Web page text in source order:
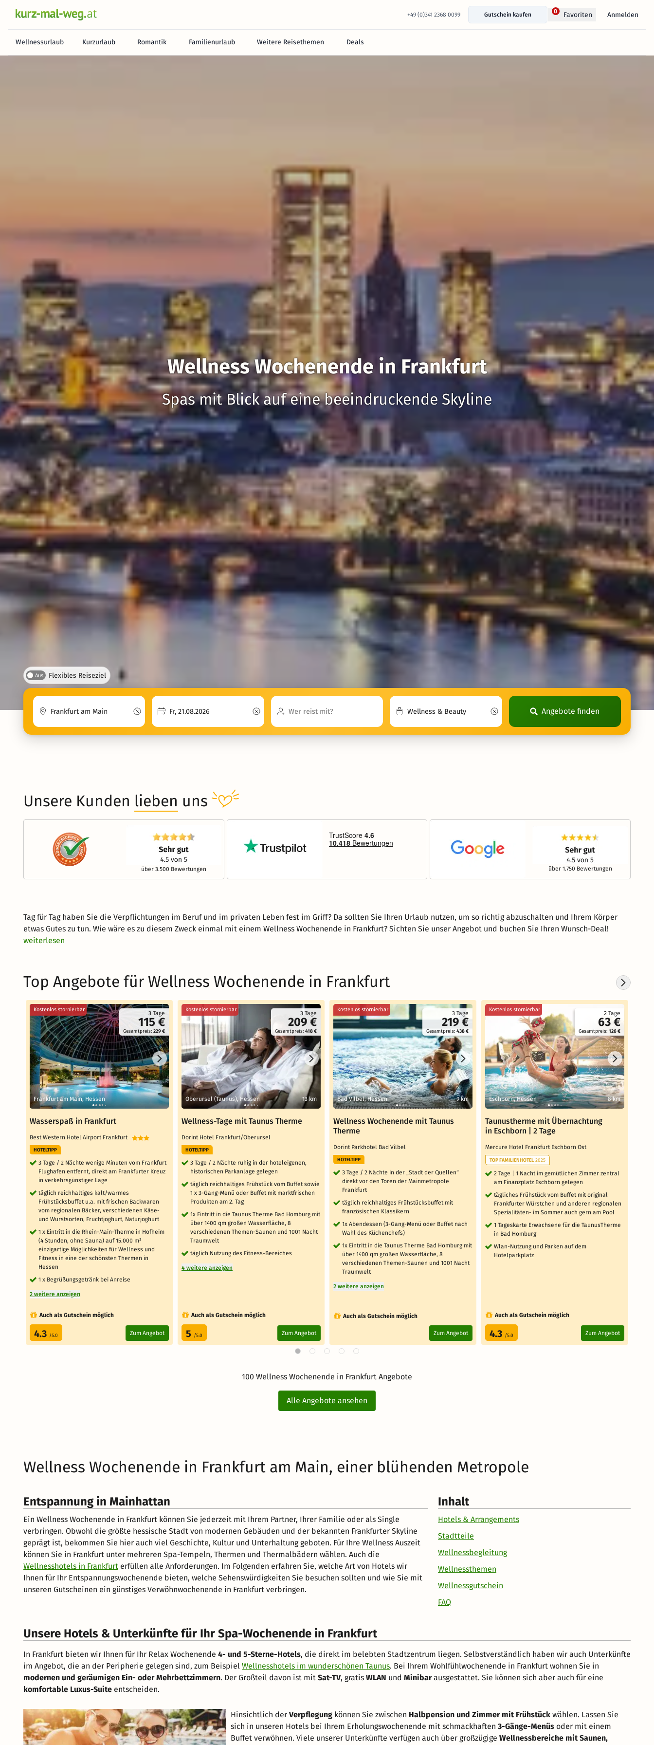
+49 (0)341 2368 0099 Gutschein kaufen
0 Favoriten Anmelden
Wellnessurlaub Kurzurlaub Romantik Familienurlaub Weitere Reisethemen Deals
Wellness Wochenende in Frankfurt
Spas mit Blick auf eine beeindruckende Skyline
Aus Flexibles Reiseziel
Angebote finden
Unsere Kunden lieben uns
über 3.500 Bewertungen über 1.750 Bewertungen
Tag für Tag haben Sie die Verpflichtungen im Beruf und im privaten Leben fest im Griff? Da sollten Sie Ihren Urlaub nutzen, um so richtig abzuschalten und Ihrem Körper
etwas Gutes zu tun. Wie wäre es zu diesem Zweck einmal mit einem Wellness Wochenende in Frankfurt? Sichten Sie unser Angebot und buchen Sie Ihren Wunsch-Deal!
weiterlesen
Top Angebote für Wellness Wochenende in Frankfurt
3 Tage
115 €
Gesamtpreis: 229 €
Kostenlos stornierbar
Frankfurt am Main, Hessen
Wasserspaß in Frankfurt
Best Western Hotel Airport Frankfurt
HOTELTIPP
3 Tage / 2 Nächte wenige Minuten vom Frankfurt
Flughafen entfernt, direkt am Frankfurter Kreuz
in verkehrsgünstiger Lage
täglich reichhaltiges kalt/warmes
Frühstücksbuffet u.a. mit frischen Backwaren
vom regionalen Bäcker, verschiedenen Käse-
und Wurstsorten, Fruchtjoghurt, Naturjoghurt
1 x Eintritt in die Rhein-Main-Therme in Hofheim
(4 Stunden, ohne Sauna) auf 15.000 m²
einzigartige Möglichkeiten für Wellness und
Fitness in eine der schönsten Thermen in
Hessen
1 x Begrüßungsgetränk bei Anreise
2 weitere anzeigen
Auch als Gutschein möglich
4.3 /5.0 Zum Angebot
3 Tage
209 €
Gesamtpreis: 418 €
Kostenlos stornierbar
Oberursel (Taunus), Hessen 13 km
Wellness-Tage mit Taunus Therme
Dorint Hotel Frankfurt/Oberursel
HOTELTIPP
3 Tage / 2 Nächte ruhig in der hoteleigenen,
historischen Parkanlage gelegen
täglich reichhaltiges Frühstück vom Buffet sowie
1 x 3-Gang-Menü oder Buffet mit marktfrischen
Produkten am 2. Tag
1x Eintritt in die Taunus Therme Bad Homburg mit
über 1400 qm großen Wasserfläche, 8
verschiedenen Themen-Saunen und 1001 Nacht
Traumwelt
täglich Nutzung des Fitness-Bereiches
4 weitere anzeigen
Auch als Gutschein möglich
5 /5.0 Zum Angebot
3 Tage
219 €
Gesamtpreis: 438 €
Kostenlos stornierbar
Bad Vilbel, Hessen 9 km
Wellness Wochenende mit Taunus
Therme
Dorint Parkhotel Bad Vilbel
HOTELTIPP
3 Tage / 2 Nächte in der „Stadt der Quellen“
direkt vor den Toren der Mainmetropole
Frankfurt
täglich reichhaltiges Frühstücksbuffet mit
französischen Klassikern
1x Abendessen (3-Gang-Menü oder Buffet nach
Wahl des Küchenchefs)
1x Eintritt in die Taunus Therme Bad Homburg mit
über 1400 qm großen Wasserfläche, 8
verschiedenen Themen-Saunen und 1001 Nacht
Traumwelt
2 weitere anzeigen
Auch als Gutschein möglich
Zum Angebot
2 Tage
63 €
Gesamtpreis: 126 €
Kostenlos stornierbar
Eschborn, Hessen 8 km
Taunustherme mit Übernachtung
in Eschborn | 2 Tage
Mercure Hotel Frankfurt Eschborn Ost
TOP FAMILIENHOTEL 2025
2 Tage | 1 Nacht im gemütlichen Zimmer zentral
am Finanzplatz Eschborn gelegen
tägliches Frühstück vom Buffet mit original
Frankfurter Würstchen und anderen regionalen
Spezialitäten- im Sommer auch gern am Pool
1 Tageskarte Erwachsene für die TaunusTherme
in Bad Homburg
Wlan-Nutzung und Parken auf dem
Hotelparkplatz
Auch als Gutschein möglich
4.3 /5.0 Zum Angebot
100 Wellness Wochenende in Frankfurt Angebote
Alle Angebote ansehen
Wellness Wochenende in Frankfurt am Main, einer blühenden Metropole
Entspannung in Mainhattan
Ein Wellness Wochenende in Frankfurt können Sie jederzeit mit Ihrem Partner, Ihrer Familie oder als Single
verbringen. Obwohl die größte hessische Stadt von modernen Gebäuden und der bekannten Frankfurter Skyline
geprägt ist, bekommen Sie hier auch viel Geschichte, Kultur und Unterhaltung geboten. Für Ihre Wellness Auszeit
können Sie in Frankfurt unter mehreren Spa-Tempeln, Thermen und Thermalbädern wählen. Auch die
Wellnesshotels in Frankfurt erfüllen alle Anforderungen. Im Folgenden erfahren Sie, welche Art von Hotels wir
Ihnen für Ihr Entspannungswochenende bieten, welche Sehenswürdigkeiten Sie besuchen sollten und wie Sie mit
unseren Gutscheinen ein günstiges Verwöhnwochenende in Frankfurt verbringen.
Inhalt
Hotels & Arrangements
Stadtteile
Wellnessbegleitung
Wellnessthemen
Wellnessgutschein
FAQ
Unsere Hotels & Unterkünfte für Ihr Spa-Wochenende in Frankfurt
In Frankfurt bieten wir Ihnen für Ihr Relax Wochenende 4- und 5-Sterne-Hotels, die direkt im belebten Stadtzentrum liegen. Selbstverständlich haben wir auch Unterkünfte
im Angebot, die an der Peripherie gelegen sind, zum Beispiel Wellnesshotels im wunderschönen Taunus. Bei Ihrem Wohlfühlwochenende in Frankfurt wohnen Sie in
modernen und geräumigen Ein- oder Mehrbettzimmern. Der Großteil davon ist mit Sat-TV, gratis WLAN und Minibarausgestattet. Sie können sich aber auch für eine
komfortable Luxus-Suite entscheiden.
Hinsichtlich der Verpflegung können Sie zwischen Halbpension und Zimmer mit Frühstück wählen. Lassen Sie
sich in unseren Hotels bei Ihrem Erholungswochenende mit schmackhaften 3-Gänge-Menüs oder mit einem
Buffet verwöhnen. Viele unserer Unterkünfte verfügen auch über großzügige Wellnessbereiche mit Saunen,